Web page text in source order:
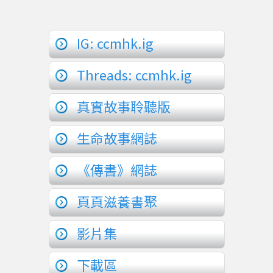
IG: ccmhk.ig
Threads: ccmhk.ig
真實故事聆聽版
生命故事網誌
《傳書》網誌
頁頁滋養書聚
影片集
下載區